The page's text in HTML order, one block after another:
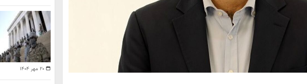
۲۰ مهر ۱۴۰۴